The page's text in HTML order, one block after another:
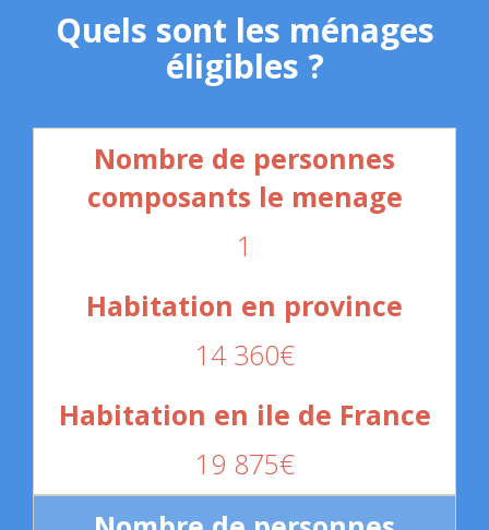
Quels sont les ménages
éligibles ?
1
14 360€
19 875€